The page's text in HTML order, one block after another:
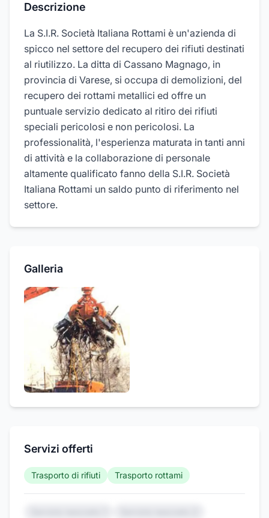
Descrizione
La S.I.R. Società Italiana Rottami è un'azienda di
spicco nel settore del recupero dei rifiuti destinati
al riutilizzo. La ditta di Cassano Magnago, in
provincia di Varese, si occupa di demolizioni, del
recupero dei rottami metallici ed offre un
puntuale servizio dedicato al ritiro dei rifiuti
speciali pericolosi e non pericolosi. La
professionalità, l'esperienza maturata in tanti anni
di attività e la collaborazione di personale
altamente qualificato fanno della S.I.R. Società
Italiana Rottami un saldo punto di riferimento nel
settore.
Galleria
Servizi offerti
Trasporto di rifiuti Trasporto rottami